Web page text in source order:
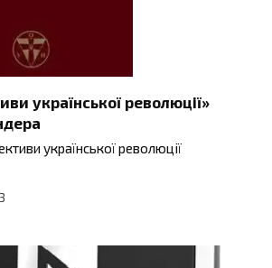
української революції»
української революції